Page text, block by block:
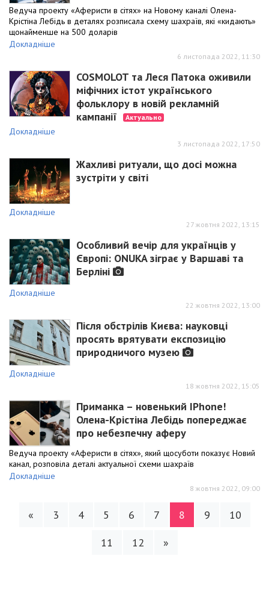
Ведуча проекту «Аферисти в сітях» на Новому каналі Олена-
Крістіна Лебідь в деталях розписала схему шахраїв, які «кидають»
щонайменше на 500 доларів
Докладніше
6 листопада 2022, 11:30
COSMOLOT та Леся Патока оживили
міфічних істот українського
фольклору в новій рекламній
кампанії
Актуально
Докладніше
3 листопада 2022, 17:50
Жахливі ритуали, що досі можна
зустріти у світі
Докладніше
27 жовтня 2022, 13:15
Особливий вечір для українців у
Європі: ONUKA зіграє у Варшаві та
Берліні
Докладніше
22 жовтня 2022, 13:00
Після обстрілів Києва: науковці
просять врятувати експозицію
природничого музею
Докладніше
18 жовтня 2022, 15:05
Приманка – новенький IPhone!
Олена-Крістіна Лебідь попереджає
про небезпечну аферу
Ведуча проекту «Аферисти в сітях», який щосуботи показує Новий
канал, розповіла деталі актуальної схеми шахраїв
Докладніше
8 жовтня 2022, 09:00
« 3 4 5 6 7 8 9
10
11
12 »